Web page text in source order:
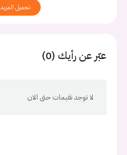
تحميل المزيد
عبّر عن رأيك (0)
لا توجد تقيمات حتى الان